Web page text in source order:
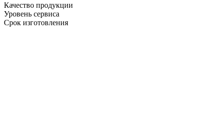
Качество продукции
Уровень сервиса
Срок изготовления